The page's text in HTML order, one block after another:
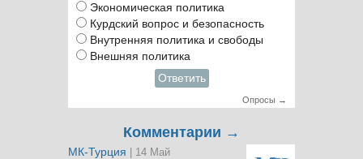
Экономическая политика
Курдский вопрос и безопасность
Внутренняя политика и свободы
Внешняя политика
Ответить
Опросы →
Комментарии →
МК-Турция | 14 Май